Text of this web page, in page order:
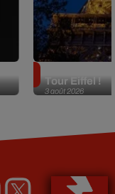
3 août 2026
Tour Eiffel !